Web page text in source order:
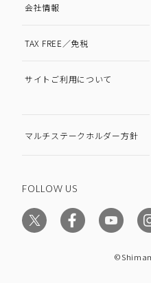
会社情報
TAX FREE／免税
サイトご利用について
マルチステークホルダー方針
FOLLOW US